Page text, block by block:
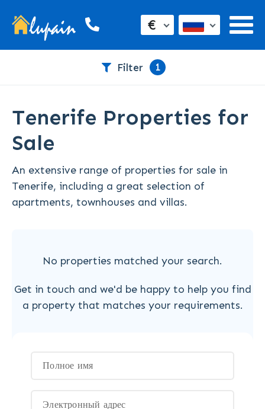
€
Filter 1
Tenerife Properties for
Sale
An extensive range of properties for sale in
Tenerife, including a great selection of
apartments, townhouses and villas.
No properties matched your search.
Get in touch and we'd be happy to help you find
a property that matches your requirements.